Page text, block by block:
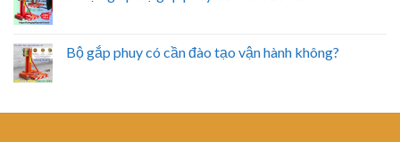
Bộ gắp phuy có cần đào tạo vận hành không?